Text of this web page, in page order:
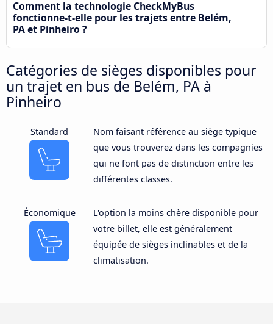
Comment la technologie CheckMyBus
fonctionne-t-elle pour les trajets entre Belém,
PA et Pinheiro ?
Catégories de sièges disponibles pour
un trajet en bus de Belém, PA à
Pinheiro
Standard
Nom faisant référence au siège typique
que vous trouverez dans les compagnies
qui ne font pas de distinction entre les
différentes classes.
Économique
L'option la moins chère disponible pour
votre billet, elle est généralement
équipée de sièges inclinables et de la
climatisation.